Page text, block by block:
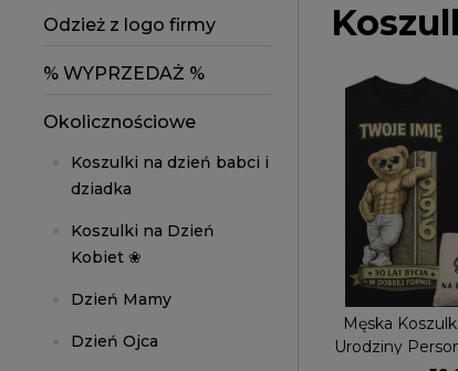
Odzież z logo firmy
% WYPRZEDAŻ %
Okolicznościowe
Koszulki na dzień babci i
dziadka
Koszulki na Dzień
Kobiet ❀
Dzień Mamy
Dzień Ojca
Męska
Urodziny